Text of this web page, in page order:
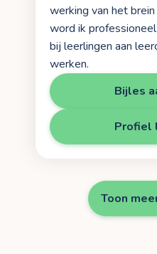
werking van het
word ik
bij leerlingen aan
werken.
Bijles
Profiel
Toon